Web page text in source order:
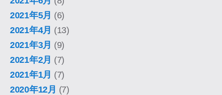
2021年5月 (6)
2021年4月 (13)
2021年3月 (9)
2021年2月 (7)
2021年1月 (7)
2020年12月 (7)